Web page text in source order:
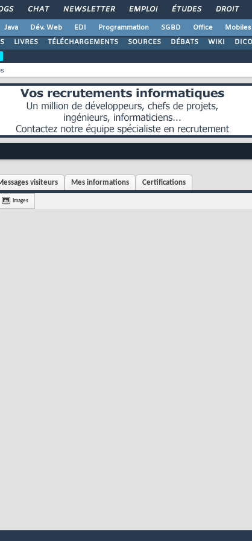
CHAT NEWSLETTER EMPLOI ÉTUDES DROIT
Java Dév. Web EDI Programmation SGBD Office Mobiles
LIVRES TÉLÉCHARGEMENTS SOURCES DÉBATS WIKI DICO
visiteurs Mes informations Certifications
Images